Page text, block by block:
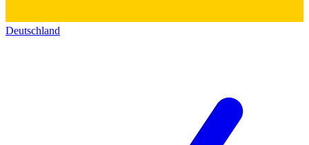
Deutschland